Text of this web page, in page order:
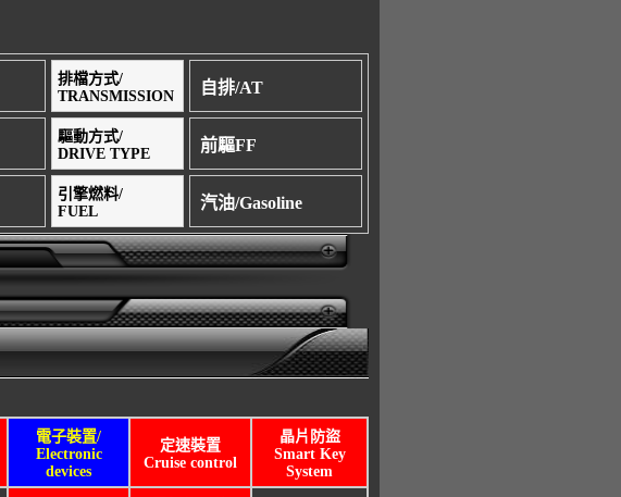
排檔方式/
TRANSMISSION
自排/AT
驅動方式/
DRIVE TYPE
前驅FF
引擎燃料/
FUEL
汽油/Gasoline
電子裝置/
Electronic
devices
定速裝置
Cruise control
晶片防盜
Smart Key
System